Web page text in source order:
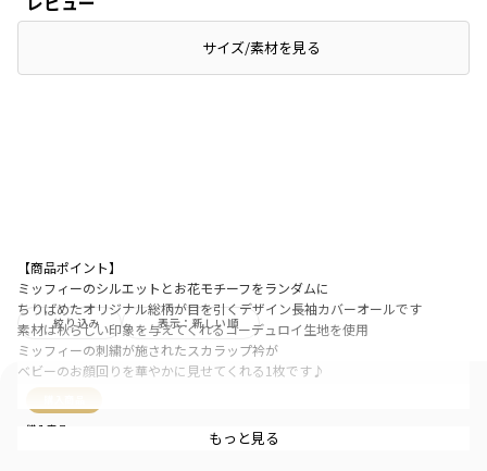
絞り込み 表示：新しい順
購入商品
サイズ/素材を見る
【商品ポイント】
ミッフィーのシルエットとお花モチーフをランダムに
ちりばめたオリジナル総柄が目を引くデザイン長袖カバーオールです
素材は秋らしい印象を与えてくれるコーデュロイ生地を使用
ミッフィーの刺繍が施されたスカラップ衿が
ベビーのお顔回りを華やかに見せてくれる1枚です♪
ブランド
もっと見る